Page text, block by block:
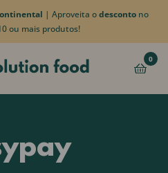
| Aproveita odesconto no
ou mais produtos!
0